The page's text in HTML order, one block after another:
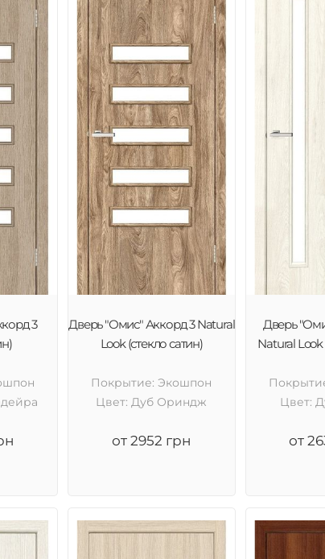
3
Дверь "Омис" Аккорд 3 Natural
Look (стекло сатин)
Покрытие: Экошпон
Цвет: Дуб Ориндж
от 2952 грн
Дверь
Natural Look
Цвет:
от